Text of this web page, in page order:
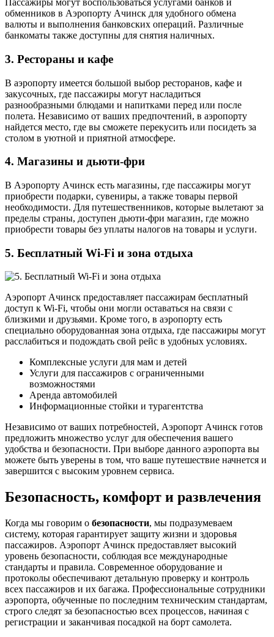
Пассажиры могут воспользоваться услугами банков и
обменников в Аэропорту Ачинск для удобного обмена
валюты и выполнения банковских операций. Различные
банкоматы также доступны для снятия наличных.
3. Рестораны и кафе
В аэропорту имеется большой выбор ресторанов, кафе и
закусочных, где пассажиры могут насладиться
разнообразными блюдами и напитками перед или после
полета. Независимо от ваших предпочтений, в аэропорту
найдется место, где вы сможете перекусить или посидеть за
столом в уютной и приятной атмосфере.
4. Магазины и дьюти-фри
В Аэропорту Ачинск есть магазины, где пассажиры могут
приобрести подарки, сувениры, а также товары первой
необходимости. Для путешественников, которые вылетают за
пределы страны, доступен дьюти-фри магазин, где можно
приобрести товары без уплаты налогов на товары и услуги.
5. Бесплатный Wi-Fi и зона отдыха
Аэропорт Ачинск предоставляет пассажирам бесплатный
доступ к Wi-Fi, чтобы они могли оставаться на связи с
близкими и друзьями. Кроме того, в аэропорту есть
специально оборудованная зона отдыха, где пассажиры могут
расслабиться и подождать свой рейс в удобных условиях.
Комплексные услуги для мам и детей
Услуги для пассажиров с ограниченными
возможностями
Аренда автомобилей
Информационные стойки и турагентства
Независимо от ваших потребностей, Аэропорт Ачинск готов
предложить множество услуг для обеспечения вашего
удобства и безопасности. При выборе данного аэропорта вы
можете быть уверены в том, что ваше путешествие начнется и
завершится с высоким уровнем сервиса.
Безопасность, комфорт и развлечения
Когда мы говорим о безопасности, мы подразумеваем
систему, которая гарантирует защиту жизни и здоровья
пассажиров. Аэропорт Ачинск предоставляет высокий
уровень безопасности, соблюдая все международные
стандарты и правила. Современное оборудование и
протоколы обеспечивают детальную проверку и контроль
всех пассажиров и их багажа. Профессиональные сотрудники
аэропорта, обученные по последним техническим стандартам,
строго следят за безопасностью всех процессов, начиная с
регистрации и заканчивая посадкой на борт самолета.